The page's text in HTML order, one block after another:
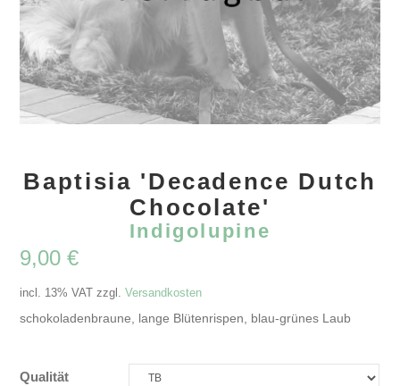
Baptisia 'Decadence Dutch
Chocolate'
Indigolupine
9,00€
incl. 13% VAT zzgl.Versandkosten
schokoladenbraune, lange Blütenrispen, blau-grünes Laub
Qualität